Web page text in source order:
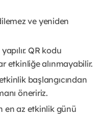
ve yeniden
QR kodu
etkinliğe alınmayabilir.
başlangıcından
öneririz.
en az etkinlik günü